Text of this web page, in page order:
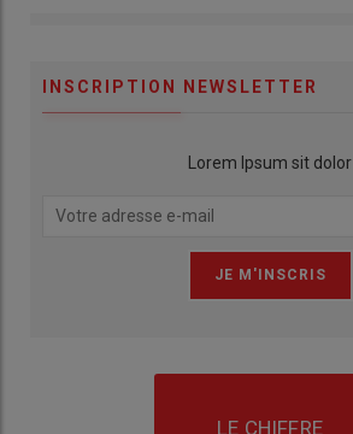
INSCRIPTION NEWSLETTER
Lorem Ipsum sit dolor
LE CHIFFRE